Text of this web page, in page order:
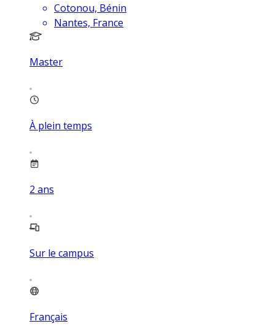
Cotonou, Bénin
Nantes, France
Master
À plein temps
2 ans
Sur le campus
Français